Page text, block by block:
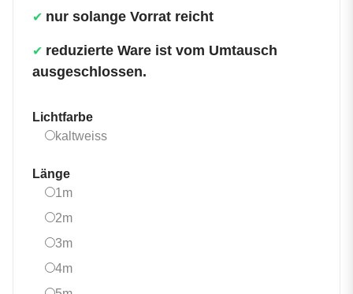
✔ nur solange Vorrat reicht
✔ reduzierte Ware ist vom Umtausch
ausgeschlossen.
Lichtfarbe
kaltweisskaltweiss
Länge
1m1m
2m2m
3m3m
4m4m